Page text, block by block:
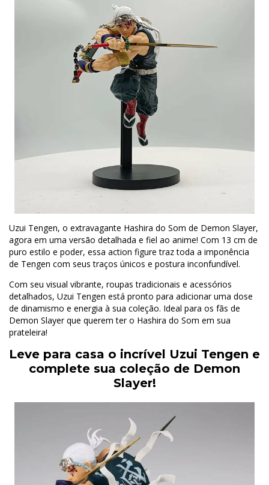
Uzui Tengen, o extravagante Hashira do Som de Demon Slayer,
agora em uma versão detalhada e fiel ao anime! Com 13 cm de
puro estilo e poder, essa action figure traz toda a imponência
de Tengen com seus traços únicos e postura inconfundível.
Com seu visual vibrante, roupas tradicionais e acessórios
detalhados, Uzui Tengen está pronto para adicionar uma dose
de dinamismo e energia à sua coleção. Ideal para os fãs de
Demon Slayer que querem ter o Hashira do Som em sua
prateleira!
Leve para casa o incrível Uzui Tengen e
complete sua coleção de Demon
Slayer!